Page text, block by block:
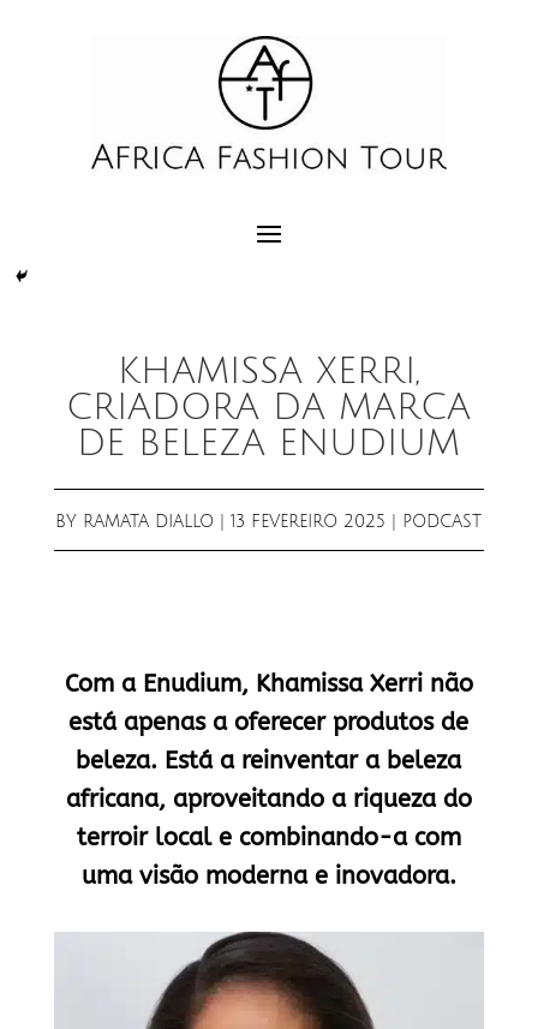
KHAMISSA XERRI,
CRIADORA DA MARCA
DE BELEZA ENUDIUM
BY RAMATA DIALLO |13 FEVEREIRO 2025 PODCAST
Com a Enudium, Khamissa Xerri não
está apenas a oferecer produtos de
beleza. Está a reinventar a beleza
africana, aproveitando a riqueza do
terroir local e combinando-a com
uma visão moderna e inovadora.